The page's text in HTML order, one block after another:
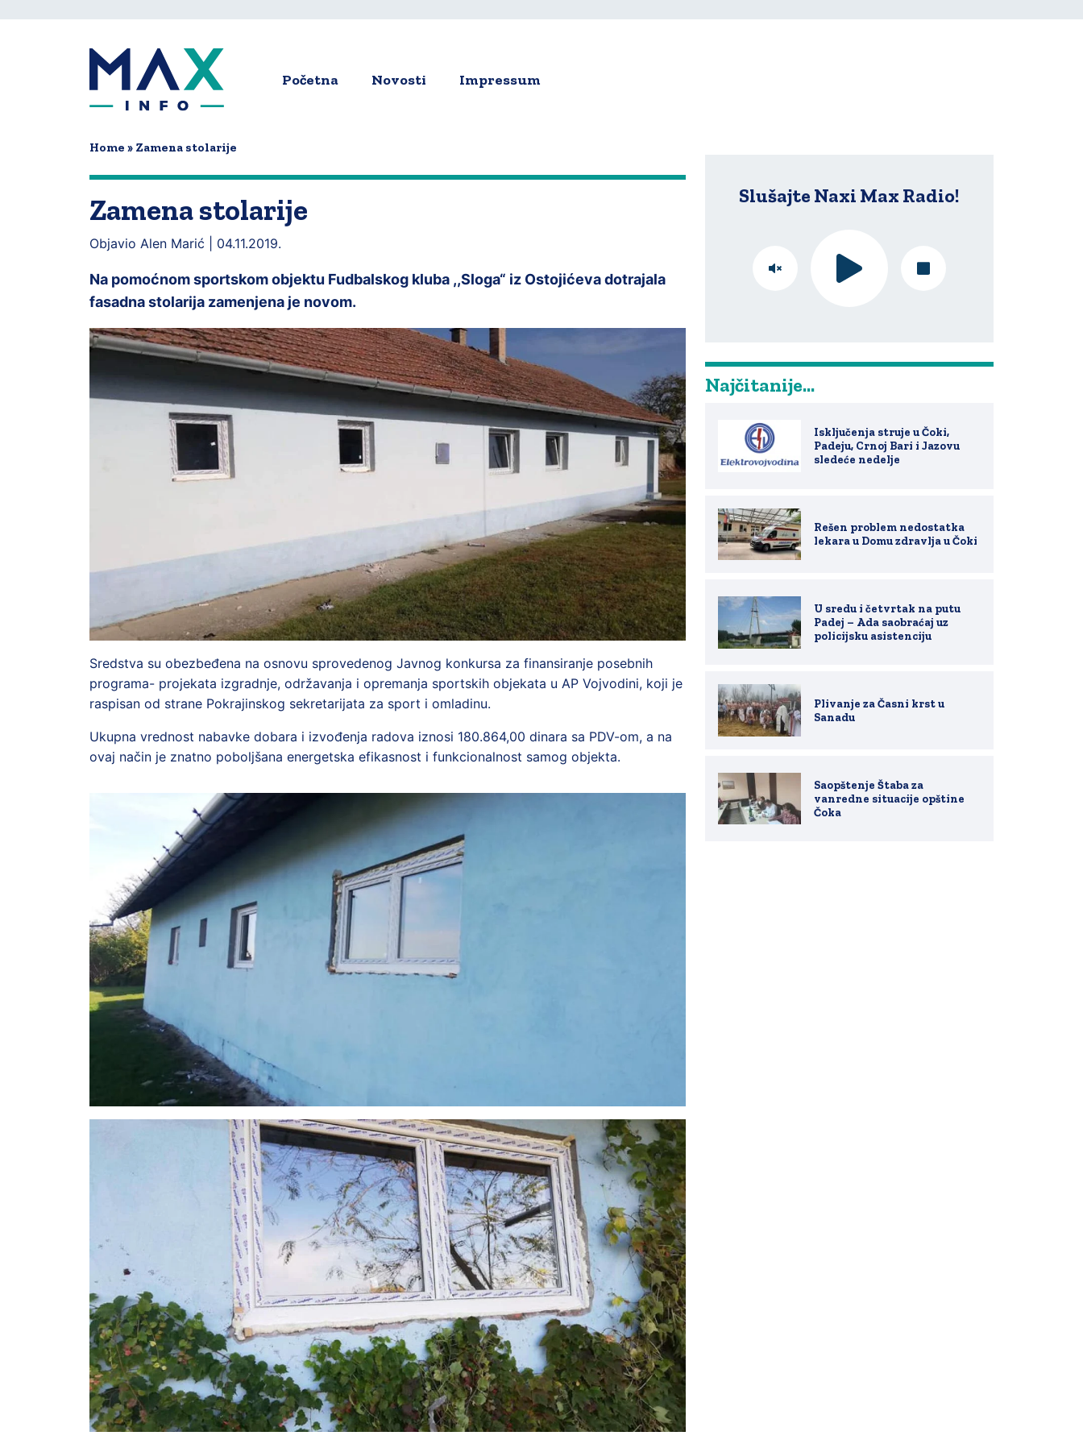
to
Početna Novosti Impressum
Home Zamena stolarije
Zamena stolarije
Objavio Alen Marić | 04.11.2019.
Na pomoćnom sportskom objektu Fudbalskog kluba ,,Sloga“ iz Ostojićeva dotrajala
fasadna stolarija zamenjena je novom.
Sredstva su obezbeđena na osnovu sprovedenog Javnog konkursa za finansiranje posebnih
programa- projekata izgradnje, održavanja i opremanja sportskih objekata u AP Vojvodini, koji je
raspisan od strane Pokrajinskog sekretarijata za sport i omladinu.
Ukupna vrednost nabavke dobara i izvođenja radova iznosi 180.864,00 dinara sa PDV-om, a na
ovaj način je znatno poboljšana energetska efikasnost i funkcionalnost samog objekta.
Slušajte Naxi Max Radio!
Najčitanije...
Isključenja struje u Čoki,
Padeju, Crnoj Bari i Jazovu
sledeće nedelje
Rešen problem nedostatka
lekara u Domu zdravlja u Čoki
U sredu i četvrtak na putu
Padej – Ada saobraćaj uz
policijsku asistenciju
Plivanje za Časni krst u
Sanadu
Saopštenje Štaba za
vanredne situacije opštine
Čoka